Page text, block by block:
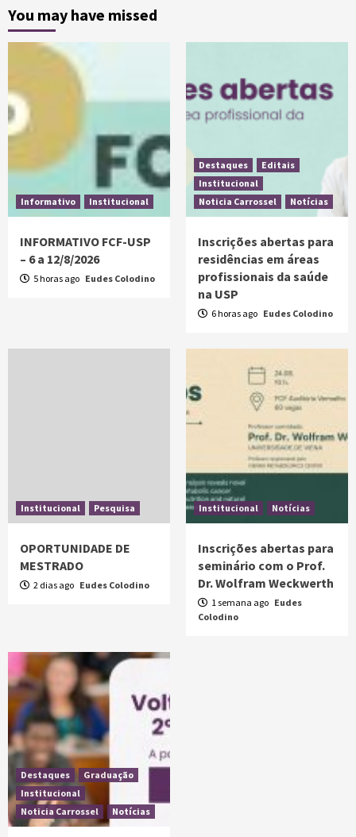
You may have missed
Informativo Institucional
INFORMATIVO FCF-USP
– 6 a 12/8/2026
5 horas ago Eudes Colodino
Destaques
Editais
Institucional
Noticia Carrossel
Notícias
Inscrições abertas para
residências em áreas
profissionais da saúde
na USP
6 horas ago Eudes Colodino
Institucional Pesquisa
OPORTUNIDADE DE
MESTRADO
2 dias ago Eudes Colodino
Institucional Notícias
Inscrições abertas para
seminário com o Prof.
Dr. Wolfram Weckwerth
1 semana ago Eudes
Colodino
Destaques
Graduação
Institucional
Noticia Carrossel
Notícias